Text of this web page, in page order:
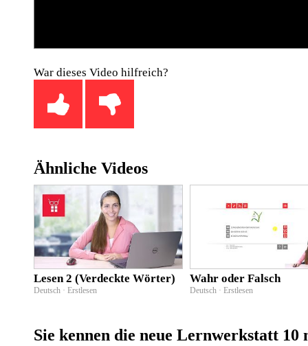
War dieses Video hilfreich?
Ähnliche Videos
Lesen 2 (Verdeckte Wörter)
Deutsch · Erstlesen
Wahr oder Falsch
Deutsch · Erstlesen
Sie kennen die neue Lernwerkstatt 10